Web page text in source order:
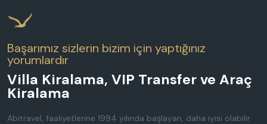
Başarımız sizlerin bizim için yaptığınız
yorumlardır
Villa Kiralama, VIP Transfer ve Araç
Kiralama
Abitravel, faaliyetlerine 1994 yılında başlayan, daha iyisi olabilir